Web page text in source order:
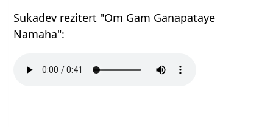
Sukadev rezitert "Om Gam Ganapataye
Namaha":